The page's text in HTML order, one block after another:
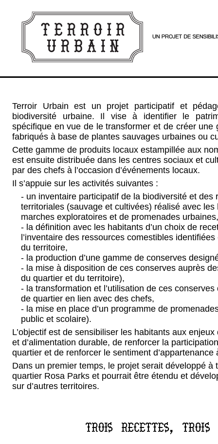
Terroir Urbain est un projet participatif et
biodiversité urbaine. Il vise à identifier le
spécifique en vue de le transformer et de créer une
fabriqués à base de plantes sauvages urbaines ou
Cette gamme de produits locaux estampillée aux
est ensuite distribuée dans les centres sociaux et
par des chefs à l’occasion d’événements locaux.
Il s’appuie sur les activités suivantes :
- un inventaire participatif de la biodiversité et des
territoriales (sauvage et cultivées) réalisé avec
marches exploratoires et de promenades urbaines,
- la définition avec les habitants d’un choix de
l’inventaire des ressources comestibles
du territoire,
- la production d’une gamme de conserves
- la mise à disposition de ces conserves auprès
du quartier et du territoire),
- la transformation et l’utilisation de ces
de quartier en lien avec des chefs,
- la mise en place d’un programme de
public et scolaire).
L’objectif est de sensibiliser les habitants aux
et d’alimentation durable, de renforcer la
quartier et de renforcer le sentiment d’appartenance
Dans un premier temps, le projet serait développé à
quartier Rosa Parks et pourrait être étendu et
sur d’autres territoires.